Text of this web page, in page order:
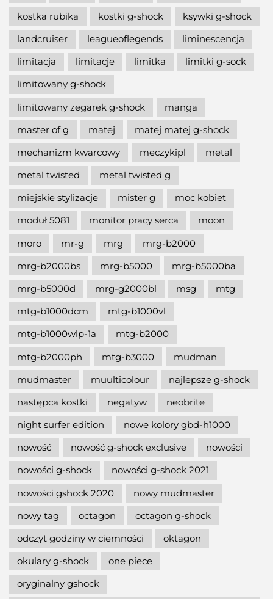
kostka rubika
kostki g-shock
ksywki g-shock
landcruiser
leagueoflegends
liminescencja
limitacja
limitacje limitka
limitki g-sock
limitowany g-shock
limitowany zegarek g-shock
manga
master of g
matej
matej matej g-shock
mechanizm kwarcowy
meczykipl
metal
metal twisted
metal twisted g
miejskie stylizacje
mister g
moc kobiet
moduł 5081
monitor pracy serca
moon
moro
mr-g mrg
mrg-b2000
mrg-b2000bs
mrg-b5000
mrg-b5000ba
mrg-b5000d
mrg-g2000bl msg
mtg
mtg-b1000dcm
mtg-b1000vl
mtg-b1000wlp-1a
mtg-b2000
mtg-b2000ph
mtg-b3000
mudman
mudmaster
muulticolour
najlepsze g-shock
następca kostki
negatyw
neobrite
night surfer edition
nowe kolory gbd-h1000
nowość
nowość g-shock exclusive
nowości
nowości g-shock
nowości g-shock 2021
nowości gshock 2020
nowy mudmaster
nowy tag
octagon
octagon g-shock
odczyt godziny w ciemności
oktagon
okulary g-shock
one piece
oryginalny gshock